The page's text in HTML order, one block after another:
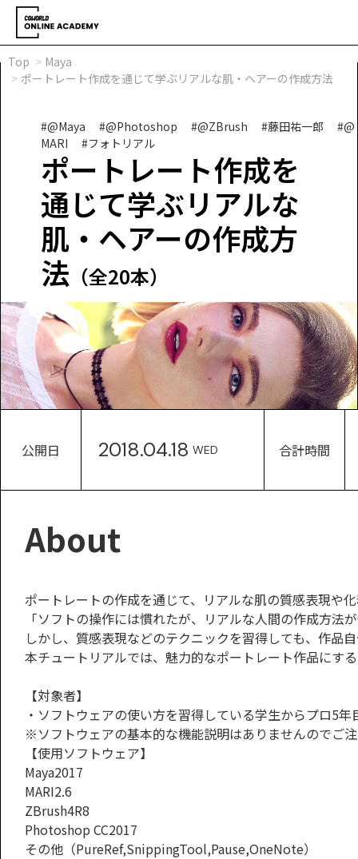
Top
Maya
ポートレート作成を通じて学ぶリアルな肌・ヘアーの作成方法
#@Maya #@Photoshop #@ZBrush #藤田祐一郎
#@
MARI
#フォトリアル
ポートレート作成を
通じて学ぶリアルな
肌・ヘアーの作成方
法 （全20本）
公開日 2018.04.18 WED 合計時間
About
ポートレートの作成を通じて、リアルな肌の質感表現や
「ソフトの操作には慣れたが、リアルな人間の作成方
しかし、質感表現などのテクニックを習得しても、作品
本チュートリアルでは、魅力的なポートレート作品にす
【対象者】
・ソフトウェアの使い方を習得している学生からプロ5
※ソフトウェアの基本的な機能説明はありませんのでご
【使用ソフトウェア】
Maya2017
MARI2.6
ZBrush4R8
Photoshop CC2017
その他（PureRef,SnippingTool,Pause,OneNote）